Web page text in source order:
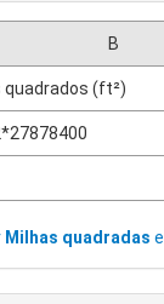
B
quadrados (ft²)
Milhas quadradas